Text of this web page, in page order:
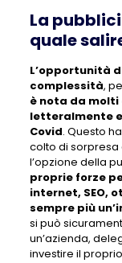
La
quale
L’opportunità
complessità,
è nota da
letteralmente
Covid. Questo
colto di sorpresa
l’opzione della
proprie forze
internet, SEO,
sempre più
si può
un’azienda,
investire il